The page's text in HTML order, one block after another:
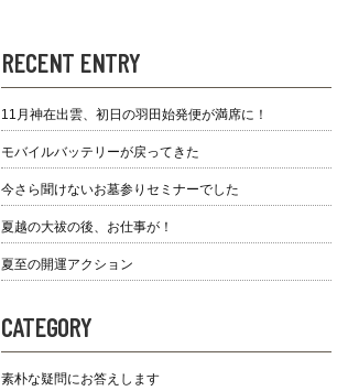
RECENT ENTRY
11月神在出雲、初日の羽田始発便が満席に！
モバイルバッテリーが戻ってきた
今さら聞けないお墓参りセミナーでした
夏越の大祓の後、お仕事が！
夏至の開運アクション
CATEGORY
素朴な疑問にお答えします